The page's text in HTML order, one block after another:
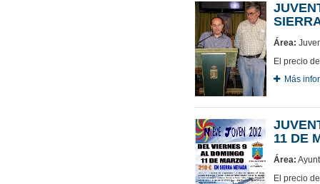
Área:
El precio
Más
11 DE
Área:
El precio